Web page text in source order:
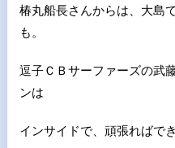
椿丸船長さんからは、大島
も。
逗子ＣＢサーファーズの武
ンは
インサイドで、頑張ればで